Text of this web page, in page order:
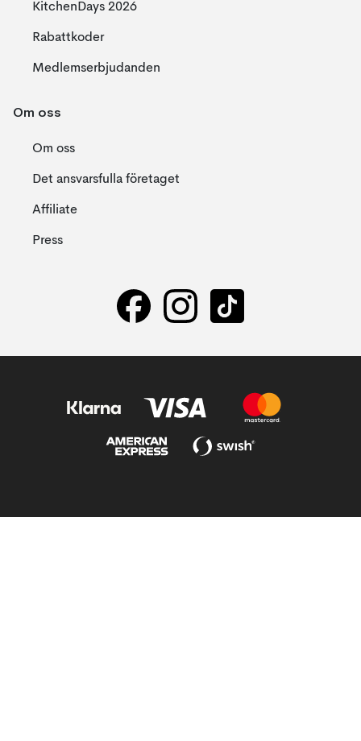
KitchenDays 2026
Rabattkoder
Medlemserbjudanden
Om oss
Om oss
Det ansvarsfulla företaget
Affiliate
Press